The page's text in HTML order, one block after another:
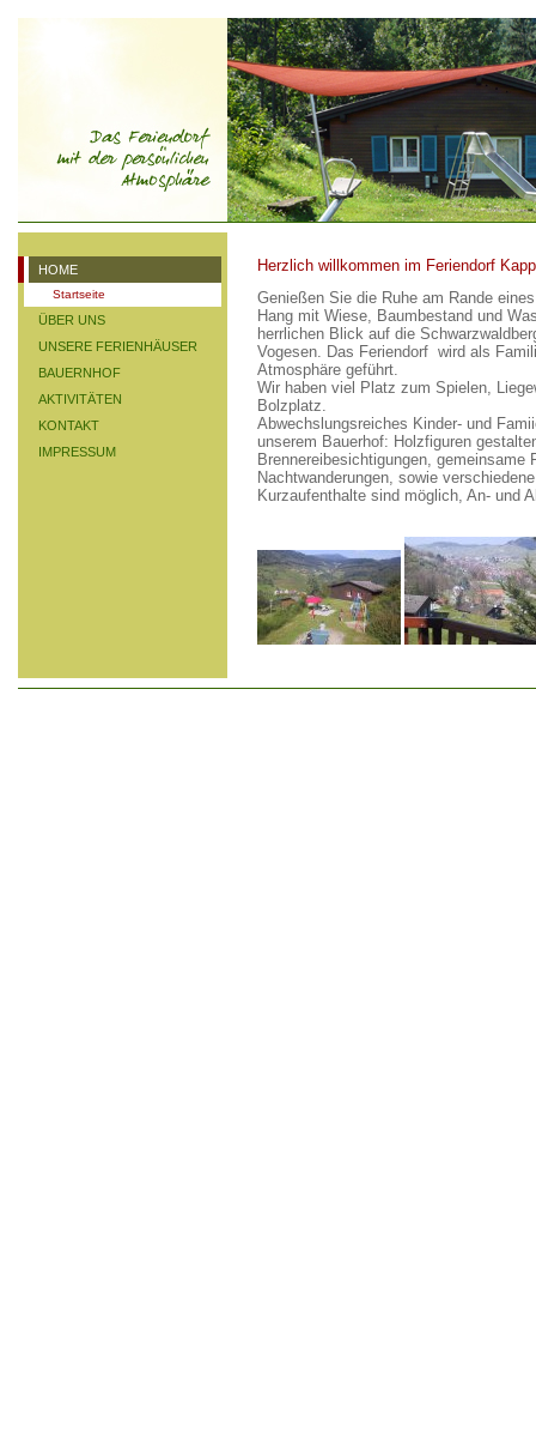
HOME
Startseite
ÜBER UNS
UNSERE FERIENHÄUSER
BAUERNHOF
AKTIVITÄTEN
KONTAKT
IMPRESSUM
Herzlich willkommen im Feriendorf
Genießen Sie die Ruhe am Rande
Hang mit Wiese, Baumbestand und
herrlichen Blick auf die
Vogesen. Das Feriendorf wird als
Atmosphäre geführt.
Wir haben viel Platz zum Spielen,
Bolzplatz.
Abwechslungsreiches Kinder- und
unserem Bauerhof: Holzfiguren
Brennereibesichtigungen, gemeinsame
Nachtwanderungen, sowie
Kurzaufenthalte sind möglich, An- und